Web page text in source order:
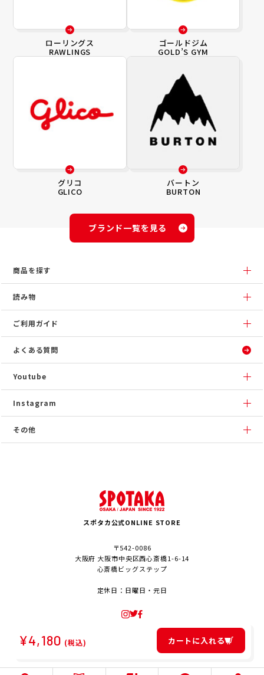
ローリングス
RAWLINGS
ゴールドジム
GOLD’S GYM
グリコ
GLICO
バートン
BURTON
ブランド一覧を見る
商品を探す
読み物
ご利用ガイド
よくある質問
Youtube
Instagram
その他
スポタカ公式ONLINE STORE
〒542-0086
大阪府 大阪市中央区西心斎橋1-6-14
心斎橋ビッグステップ
定休日：日曜日・元日
© SPOTAKA Corporation. All Rights Reserved.
¥4,180 (税込) カートに入れる